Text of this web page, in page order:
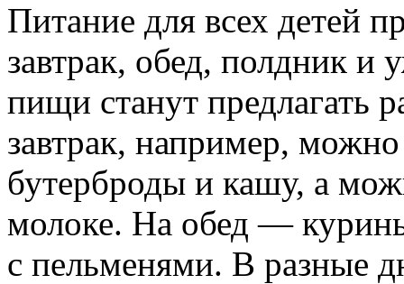
Питание для всех детей
завтрак, обед, полдник
пищи станут предлагать
завтрак, например,
бутерброды и кашу, а
молоке. На обед —
с пельменями. В разные